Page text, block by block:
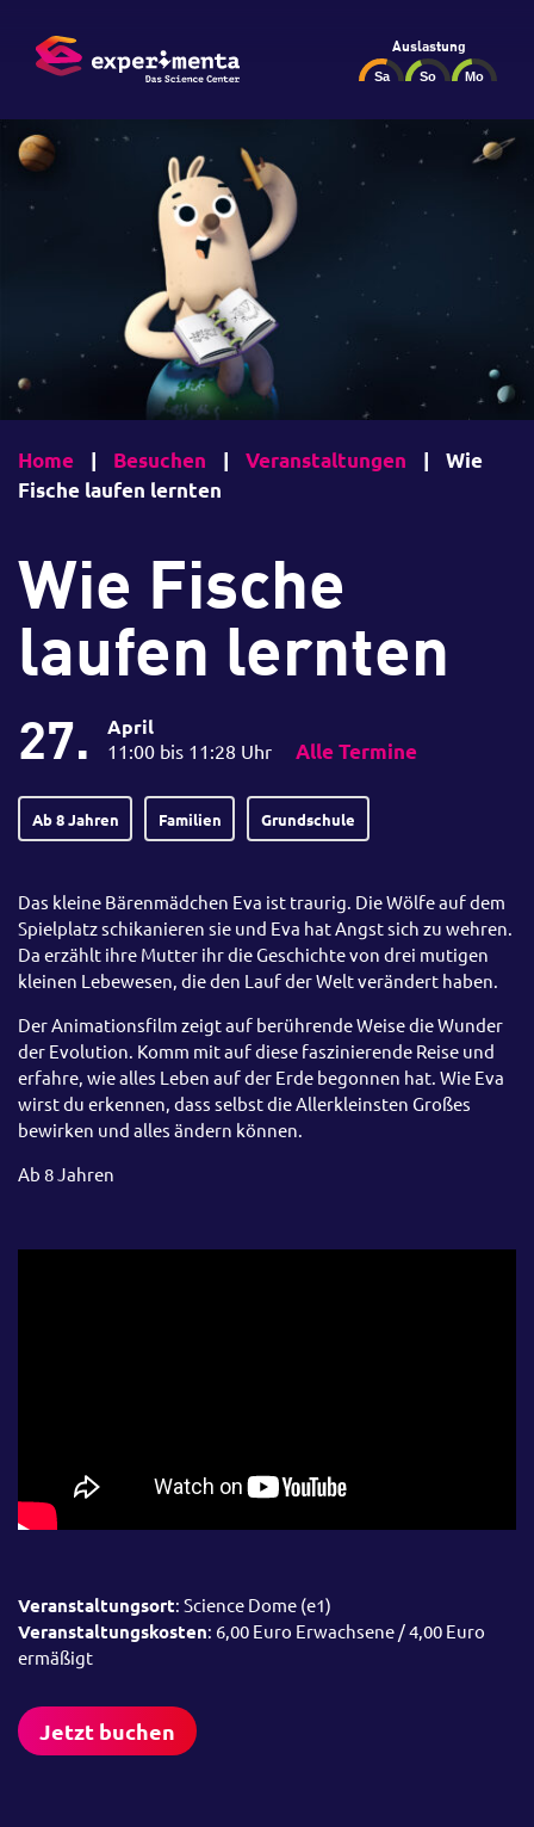
Auslastung
Home | Besuchen | Veranstaltungen |
Wie
Fische laufen lernten
Wie Fische
laufen lernten
27. April
11:00 bis 11:28 Uhr Alle Termine
Ab 8 Jahren Familien Grundschule
Das kleine Bärenmädchen Eva ist traurig. Die Wölfe auf dem
Spielplatz schikanieren sie und Eva hat Angst sich zu wehren.
Da erzählt ihre Mutter ihr die Geschichte von drei mutigen
kleinen Lebewesen, die den Lauf der Welt verändert haben.
Der Animationsfilm zeigt auf berührende Weise die Wunder
der Evolution. Komm mit auf diese faszinierende Reise und
erfahre, wie alles Leben auf der Erde begonnen hat. Wie Eva
wirst du erkennen, dass selbst die Allerkleinsten Großes
bewirken und alles ändern können.
Ab 8 Jahren
Veranstaltungsort: Science Dome (e1)
Veranstaltungskosten: 6,00 Euro Erwachsene / 4,00 Euro
ermäßigt
Jetzt buchen